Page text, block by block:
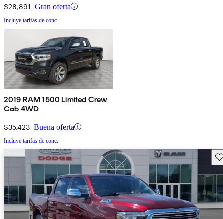
$28,891 Gran oferta
Incluye tarifas de conc.
2019 RAM 1500 Limited Crew
Cab 4WD
$35,423 Buena oferta
Incluye tarifas de conc.